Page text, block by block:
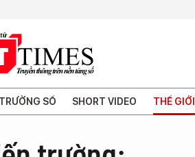
SỐ SHORT VIDEO THẾ GIỚI